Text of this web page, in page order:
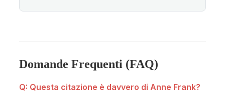
Domande Frequenti (FAQ)
Q: Questa citazione è davvero di Anne Frank?